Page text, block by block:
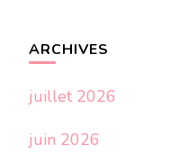
ARCHIVES
juillet 2026
juin 2026